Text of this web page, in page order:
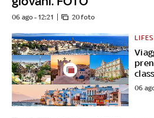
06 ago - 12:21 20 foto
06